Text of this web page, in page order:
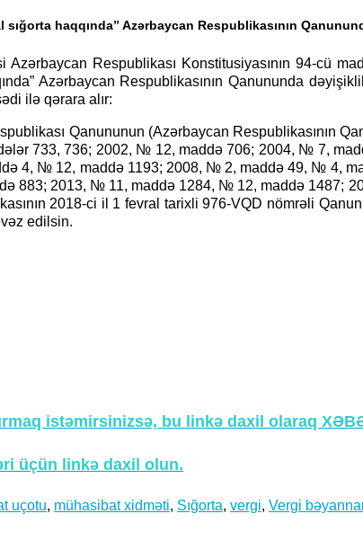
sığorta haqqında” Azərbaycan Respublikasının
Respublikası Konstitusiyasının 94-cü
Azərbaycan Respublikasının Qanununda
ilə qərara alır:
Qanununun (Azərbaycan
733, 736; 2002, № 12, maddə 706; 2004, № 7,
4, № 12, maddə 1193; 2008, № 2, maddə 49, № 4,
883; 2013, № 11, maddə 1284, № 12, maddə 1487;
2018-ci il 1 fevral tarixli 976-VQD nömrəli
edilsin.
istəmirsinizsə, bu linkə daxil olaraq
üçün linkə daxil olun.
uçotu, mühasibat xidməti, Sığorta, vergi, Vergi